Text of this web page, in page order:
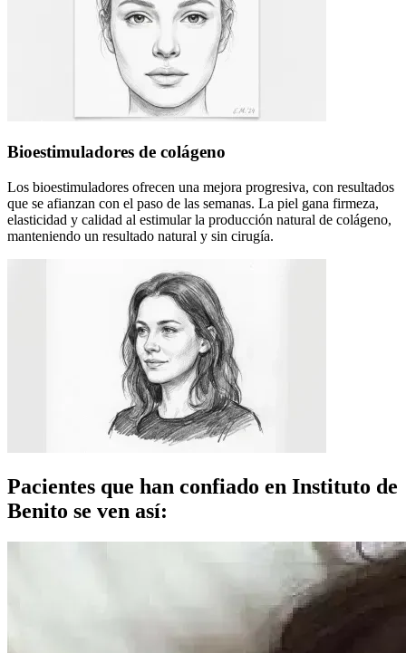
Bioestimuladores de colágeno
Los bioestimuladores ofrecen una mejora progresiva, con resultados
que se afianzan con el paso de las semanas. La piel gana firmeza,
elasticidad y calidad al estimular la producción natural de colágeno,
manteniendo un resultado natural y sin cirugía.
Pacientes que han confiado en Instituto de
Benito se ven así: